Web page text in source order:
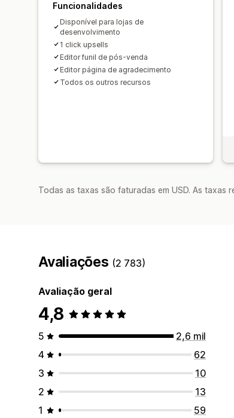
Funcionalidades
Disponível para lojas de
desenvolvimento
1 click upsells
Editor funil de pós-venda
Editor página de agradecimento
Todos os outros recursos
Todas as taxas são faturadas em USD. As
Avaliações (2 783)
Avaliação geral
4,8
5
2,6 mil
4
62
3
10
2
13
1
59